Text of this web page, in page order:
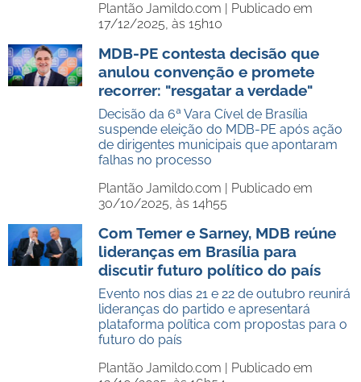
Plantão Jamildo.com | Publicado em
17/12/2025, às 15h10
MDB-PE contesta decisão que
anulou convenção e promete
recorrer: "resgatar a verdade"
Decisão da 6ª Vara Cível de Brasília
suspende eleição do MDB-PE após ação
de dirigentes municipais que apontaram
falhas no processo
Plantão Jamildo.com | Publicado em
30/10/2025, às 14h55
Com Temer e Sarney, MDB reúne
lideranças em Brasília para
discutir futuro político do país
Evento nos dias 21 e 22 de outubro reunirá
lideranças do partido e apresentará
plataforma política com propostas para o
futuro do país
Plantão Jamildo.com | Publicado em